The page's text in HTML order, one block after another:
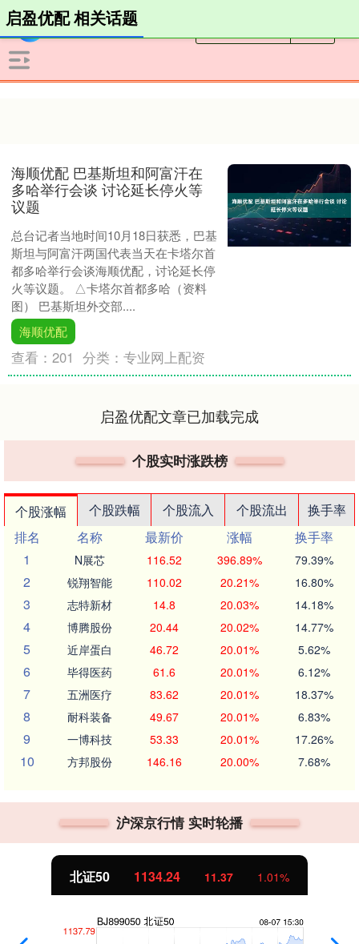
启盈优配 相关话题
海顺优配 巴基斯坦和阿富汗在
多哈举行会谈 讨论延长停火等
议题
总台记者当地时间10月18日获悉，巴基
斯坦与阿富汗两国代表当天在卡塔尔首
都多哈举行会谈海顺优配，讨论延长停
火等议题。 △卡塔尔首都多哈（资料
图） 巴基斯坦外交部....
海顺优配
查看：201 分类：专业网上配资
启盈优配文章已加载完成
个股实时涨跌榜
个股涨幅 个股跌幅 个股流入 个股流出
换手率
排名
名称 最新价 涨幅
换手率
1
N展芯 116.52 396.89% 79.39%
2 锐翔智能 110.02 20.21% 16.80%
3 志特新材 14.8 20.03% 14.18%
4 博腾股份 20.44 20.02% 14.77%
5 近岸蛋白 46.72 20.01% 5.62%
6 毕得医药 61.6 20.01% 6.12%
7 五洲医疗 83.62 20.01% 18.37%
8 耐科装备 49.67 20.01% 6.83%
9 一博科技 53.33 20.01% 17.26%
10 方邦股份 146.16 20.00% 7.68%
沪深京行情 实时轮播
北证50 1134.24 11.37 1.01%